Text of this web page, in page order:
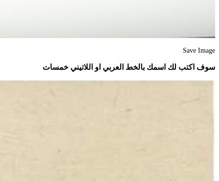
Save Image
سوف اكتب لك اسمك بالخط العربي او اللاتيني خمسات